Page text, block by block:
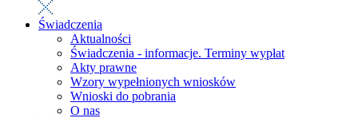
Świadczenia
Aktualności
Świadczenia - informacje. Terminy wypłat
Akty prawne
Wzory wypełnionych wniosków
Wnioski do pobrania
O nas